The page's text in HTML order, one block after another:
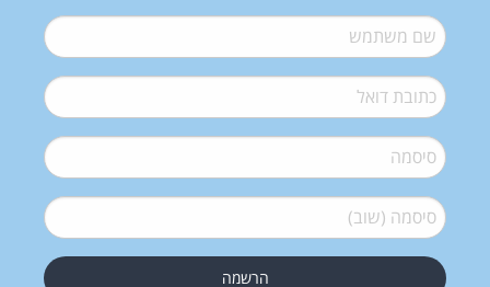
שם משתמש*
דואל*
סיסמה*
סיסמה (שוב)*